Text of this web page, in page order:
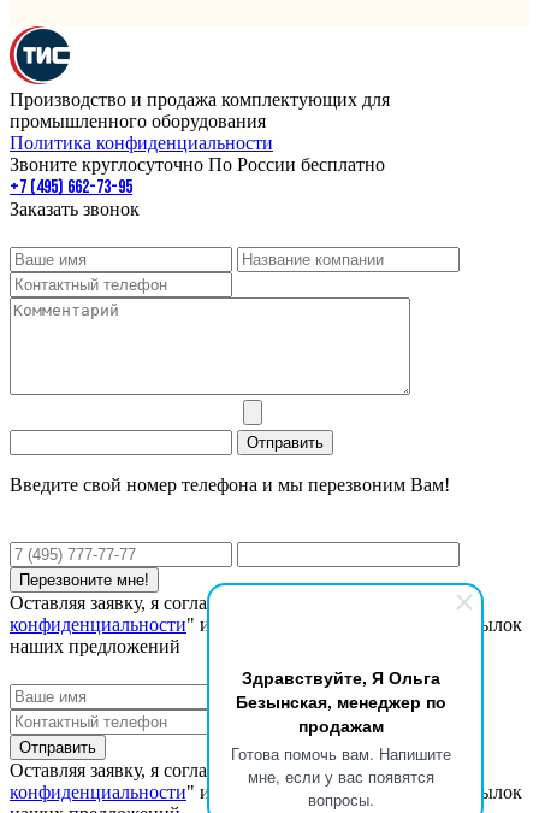
Здравствуйте, Я Ольга
Безынская, менеджер по
продажам
Готова помочь вам. Напишите
мне, если у вас появятся
вопросы.
Производство и продажа комплектующих для
промышленного оборудования
Политика конфиденциальности
Звоните круглосуточно По России бесплатно
+7 (495) 662-73-95
Заказать звонок
Введите свой номер телефона и мы перезвоним Вам!
Оставляя заявку, я соглашаюсь с "
конфиденциальности" и даю согласие на получение рассылок
наших предложений
Оставляя заявку, я соглашаюсь с "Политикой
конфиденциальности" и даю согласие на получение рассылок